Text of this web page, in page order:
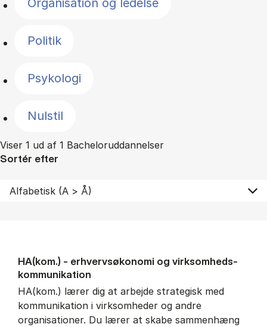
Organisation og ledelse
Politik
Psykologi
Nulstil
Viser 1 ud af 1 Bacheloruddannelser
Sortér efter
HA(kom.) - erhvervs­økonomi og virksomheds­
kommunikation
HA(kom.) lærer dig at arbejde strategisk med
kommunikation i virksomheder og andre
organisationer. Du lærer at skabe sammenhæng